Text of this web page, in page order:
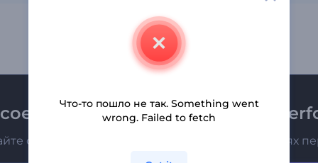
к рассылке
о последних новостях и новых предложениях
Что-то пошло не так. Something went
wrong. Failed to fetch